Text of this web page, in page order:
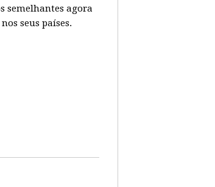
semelhantes agora
seus países.